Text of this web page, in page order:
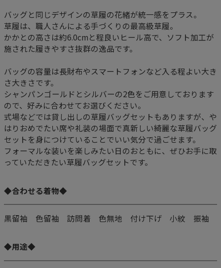
バッグと同じデザインの草履の花緒が統一感をプラス。
草履は、職人さんによる手づくりの最高級草履。
かかとの高さは約6.0cmと程良いヒール高で、ソフト加工が
施された履きやすさ抜群の逸品です。
バッグの容量は長財布やスマートフォンなど入る程よい大き
さ大きさです。
シャンパンゴールドとシルバーの2色をご用意しております
ので、好みに合わせてお選びください。
式場などでは貸し出しの草履バッグセットもありますが、や
はりおめでたい席や礼装の場面で真新しい綺麗な草履バッグ
セットを身につけていることでいい気分で過ごせます。
フォーマルな装いを楽しみたい日のおともに、ぜひお手に取
っていただきたい草履バッグセットです。
◆合わせる着物◆
黒留袖 色留袖 訪問着 色無地 付け下げ 小紋 振袖
◆用途◆